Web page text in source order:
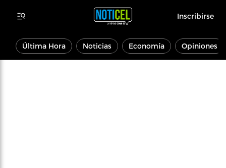
Inscribirse
Última Hora Noticias Economía Opiniones